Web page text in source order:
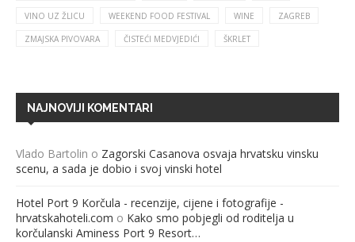
VINO UZ ŽLICU WEEKEND FOOD FESTIVAL WINE ZAGREB
ZMAJSKA PIVOVARA ČISTEĆI MEDVJEDIĆI ŠKRLET
NAJNOVIJI KOMENTARI
Vlado Bartolin o Zagorski Casanova osvaja hrvatsku vinsku
scenu, a sada je dobio i svoj vinski hotel
Hotel Port 9 Korčula - recenzije, cijene i fotografije -
hrvatskahoteli.com o Kako smo pobjegli od roditelja u
korčulanski Aminess Port 9 Resort…